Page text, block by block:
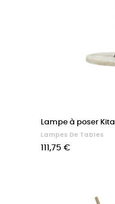
Lampe à poser Kita
Lampes De Tables
Prix
111,75 €